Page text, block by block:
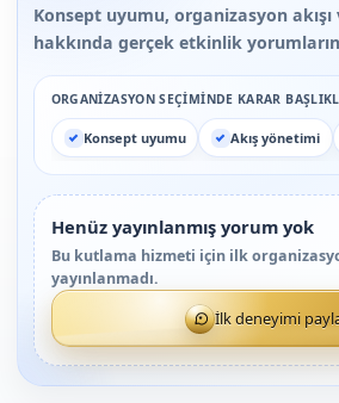
Konsept uyumu, organizasyon
hakkında gerçek etkinlik
ORGANIZASYON SEÇIMINDE KARAR
Konsept uyumu Akış yönetimi
Henüz yayınlanmış yorum yok
Bu kutlama hizmeti için ilk
yayınlanmadı.
İlk deneyimi